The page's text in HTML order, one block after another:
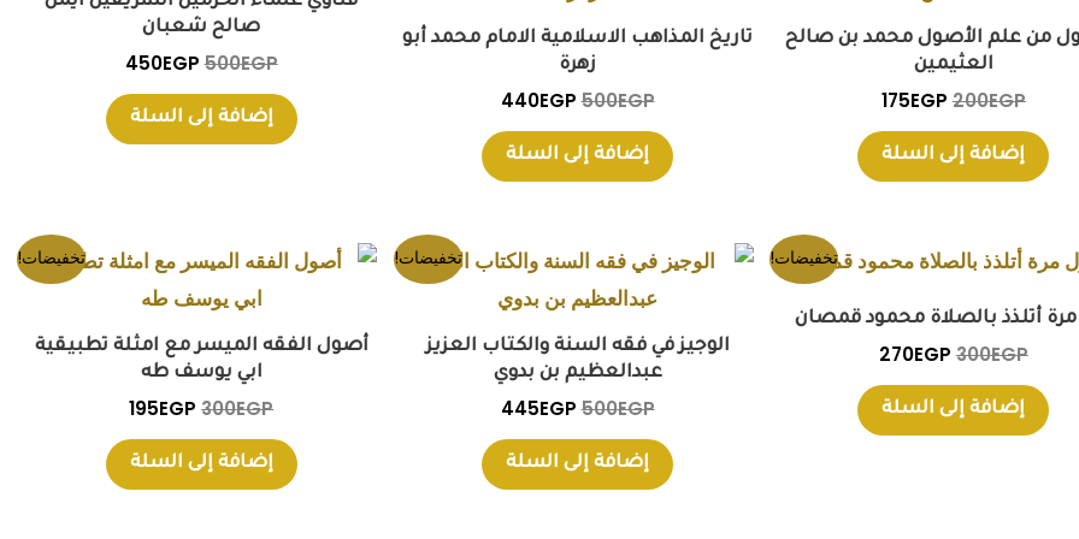
من علم الأصول محمد بن صالح
العثيمين
200EGP
175EGP
إضافة إلى السلة
تاريخ المذاهب الاسلامية الامام محمد أبو
زهرة
500EGP
440EGP
إضافة إلى السلة
صالح شعبان
500EGP
500EGP.
450EGP
450EGP.
إضافة إلى السلة
تخفيضات!
مرة أتلذذ بالصلاة محمود قمصان
300EGP
السعر
الأصلي
300EGP.
270EGP
السعر
الحالي
270EGP.
إضافة إلى السلة
تخفيضات!
الوجيز في فقه السنة والكتاب العزيز
عبدالعظيم بن بدوي
500EGP
السعر
الأصلي
هو:
445EGP
السعر
الحالي
هو:
إضافة إلى السلة
تخفيضات!
أصول الفقه الميسر مع امثلة تطبيقية
ابي يوسف طه
300EGP
السعر
الأصلي
هو:
195EGP
السعر
الحالي
إضافة إلى السلة